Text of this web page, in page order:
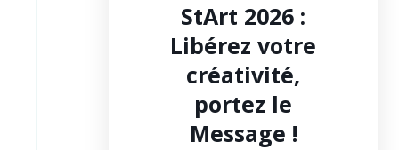
StArt 2026 :
Libérez votre
créativité,
portez le
Message !